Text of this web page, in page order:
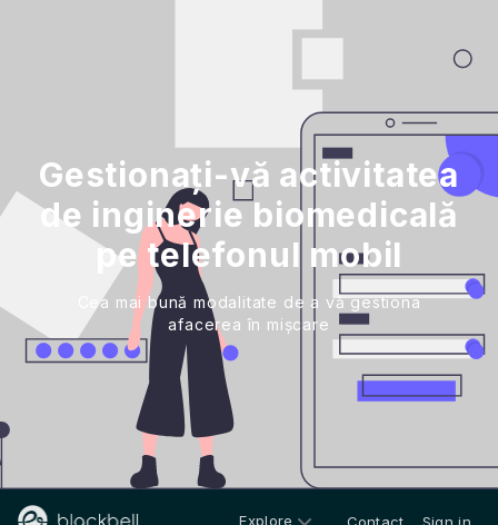
Gestionați-vă activitatea
de inginerie biomedicală
pe telefonul mobil
Cea mai bună modalitate de a vă gestiona
afacerea în mișcare
Explore